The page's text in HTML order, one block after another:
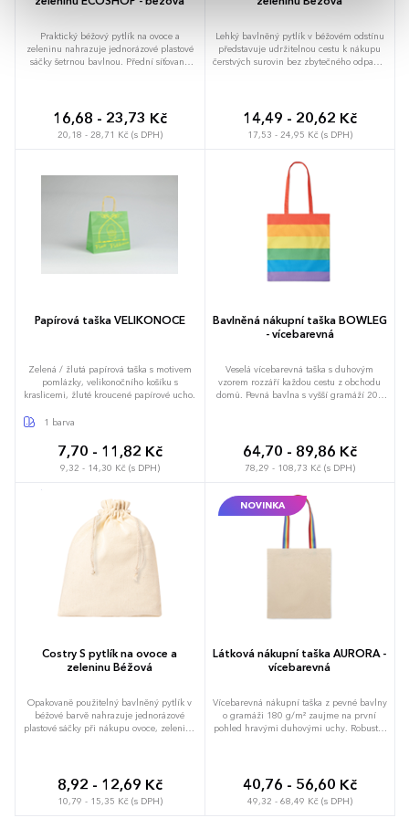
Praktický béžový pytlík na ovoce a
zeleninu nahrazuje jednorázové plastové
sáčky šetrnou bavlnou. Přední síťovaná
Unese až 2 kilogramy nákladu a uzavírá
se pomocí stahovací šňůrky, která
bezpečně zajistí nákup uvnitř. Kapacita 5
brandingu: Produkt lze opatřit potiskem
doporučíme nejvhodnější technologii
potisku s ohledem na design i váš
rozpočet.
16,68 - 23,73 Kč
20,18 - 28,71 Kč (s DPH)
Lehký bavlněný pytlík v béžovém odstínu
představuje udržitelnou cestu k nákupu
čerstvých surovin bez zbytečného odpadu.
igelitových sáčků. Umožňuje rychlé
uzavření pomocí stahovací šňůrky, která
udrží obsah bezpečně uvnitř. Kompaktní
každé kapsy a po návratu z obchodu jej v
případě potřeby jednoduše vyperete pro
lze opatřit potiskem dle vašich požadavků.
Rádi vám doporučíme nejvhodnější
technologii potisku s ohledem na design i
14,49 - 20,62 Kč
17,53 - 24,95 Kč (s DPH)
Papírová taška VELIKONOCE
Zelená / žlutá papírová taška s motivem
pomlázky, velikonočního košíku s
kraslicemi, žluté kroucené papírové ucho.
1 barva
7,70 - 11,82 Kč
9,32 - 14,30 Kč (s DPH)
Bavlněná nákupní taška BOWLEG
- vícebarevná
Veselá vícebarevná taška s duhovým
vzorem rozzáří každou cestu z obchodu
domů. Pevná bavlna s vyšší gramáží 200
dlouhá ucha pro nošení přes rameno,
která doplňují celkový hravý design.
Otevřený prostor bez uzavírání pojme
rychlou kontrolu obsahu. Možnost
brandingu: Produkt lze opatřit potiskem
dle vašich požadavků. Rádi vám
doporučíme nejvhodnější technologii
potisku s ohledem na design i váš
64,70 - 89,86 Kč
78,29 - 108,73 Kč (s DPH)
Costry S pytlík na ovoce a
zeleninu Béžová
Opakovaně použitelný bavlněný pytlík v
béžové barvě nahrazuje jednorázové
plastové sáčky při nákupu ovoce, zeleniny
jejich čerstvost. Obsahuje praktickou
stahovací šňůrku, která brání vypadnutí
obsahu a usnadňuje manipulaci u
8,92 - 12,69 Kč
10,79 - 15,35 Kč (s DPH)
NOVINKA
Látková nákupní taška AURORA -
vícebarevná
Vícebarevná nákupní taška z pevné bavlny
o gramáži 180 g/m² zaujme na první
pohled hravými duhovými uchy. Robustní
dostatek prostoru v otevřené hlavní části
pro bleskové ukládání obsahu bez
zbytečného zdržování. Dlouhá ucha
40,76 - 56,60 Kč
49,32 - 68,49 Kč (s DPH)